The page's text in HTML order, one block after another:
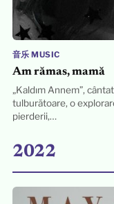
音乐 MUSIC
Am rămas, mamă
„Kaldım Annem”,
tulburătoare, o
pierderii,…
2022